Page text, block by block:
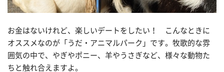
お金はないけれど、楽しいデートをしたい！ こんなときに
オススメなのが「うだ・アニマルパーク」です。牧歌的な雰
囲気の中で、やぎやポニー、羊やうさぎなど、様々な動物た
ちと触れ合えますよ。